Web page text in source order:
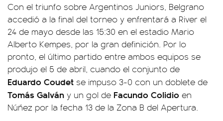
Con el triunfo sobre Argentinos Juniors, Belgrano
accedió a la final del torneo y enfrentará a River el
24 de mayo desde las 15:30 en el estadio Mario
Alberto Kempes, por la gran definición. Por lo
pronto, el último partido entre ambos equipos se
produjo el 5 de abril, cuando el conjunto de
Eduardo Coudet se impuso 3-0 con un doblete de
Tomás Galván y un gol de Facundo Colidio en
Núñez por la fecha 13 de la Zona B del Apertura.